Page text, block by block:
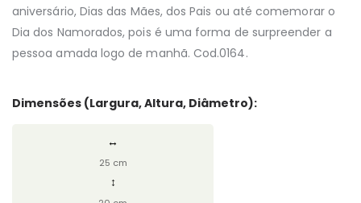
aniversário, Dias das Mães, dos Pais ou até comemorar o
Dia dos Namorados, pois é uma forma de surpreender a
pessoa amada logo de manhã. Cod.0164.
Dimensões (Largura, Altura, Diâmetro):
↔
25 cm
↕